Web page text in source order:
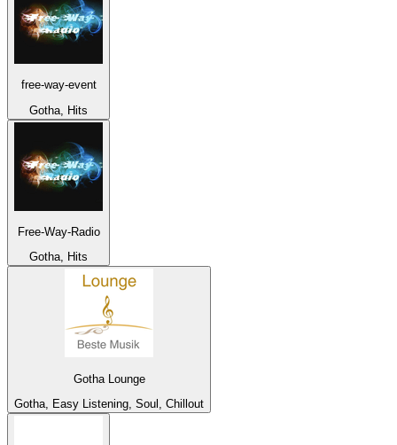
free-way-event
Gotha, Hits
Free-Way-Radio
Gotha, Hits
Gotha Lounge
Gotha, Easy Listening, Soul, Chillout